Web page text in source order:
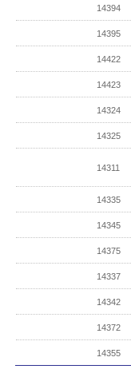
14394
14395
14422
14423
14324
14325
14311
14335
14345
14375
14337
14342
14372
14355